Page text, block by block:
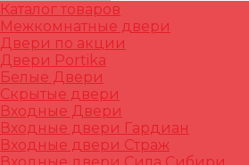
Каталог товаров
Межкомнатные двери
Двери по акции
Двери Portika
Белые Двери
Скрытые двери
Входные Двери
Входные двери Гардиан
Входные двери Страж